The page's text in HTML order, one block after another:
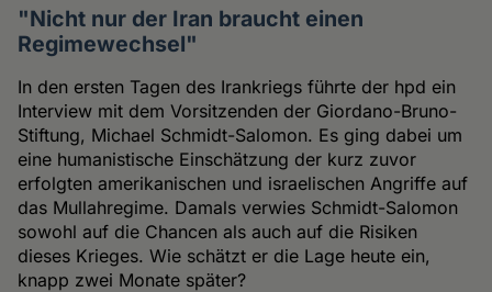
"Nicht nur der Iran braucht einen
Regimewechsel"
In den ersten Tagen des Irankriegs führte der hpd ein
Interview mit dem Vorsitzenden der Giordano-Bruno-
Stiftung, Michael Schmidt-Salomon. Es ging dabei um
eine humanistische Einschätzung der kurz zuvor
erfolgten amerikanischen und israelischen Angriffe auf
das Mullahregime. Damals verwies Schmidt-Salomon
sowohl auf die Chancen als auch auf die Risiken
dieses Krieges. Wie schätzt er die Lage heute ein,
knapp zwei Monate später?